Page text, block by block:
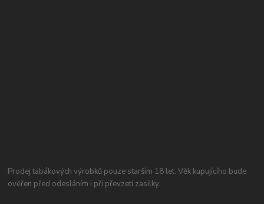
Prodej tabákových výrobků pouze starším 18 let. Věk kupujícího bude
ověřen před odesláním i při převzetí zasilky.